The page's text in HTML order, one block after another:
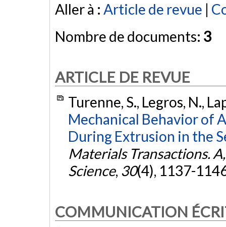
Aller à : Article de revue |
Nombre de documents: 3
ARTICLE DE REVUE
Turenne, S., Legros, N.,
Mechanical Behavior of
During Extrusion in the
Materials Transactions.
Science, 30(4), 1137-
COMMUNICATION